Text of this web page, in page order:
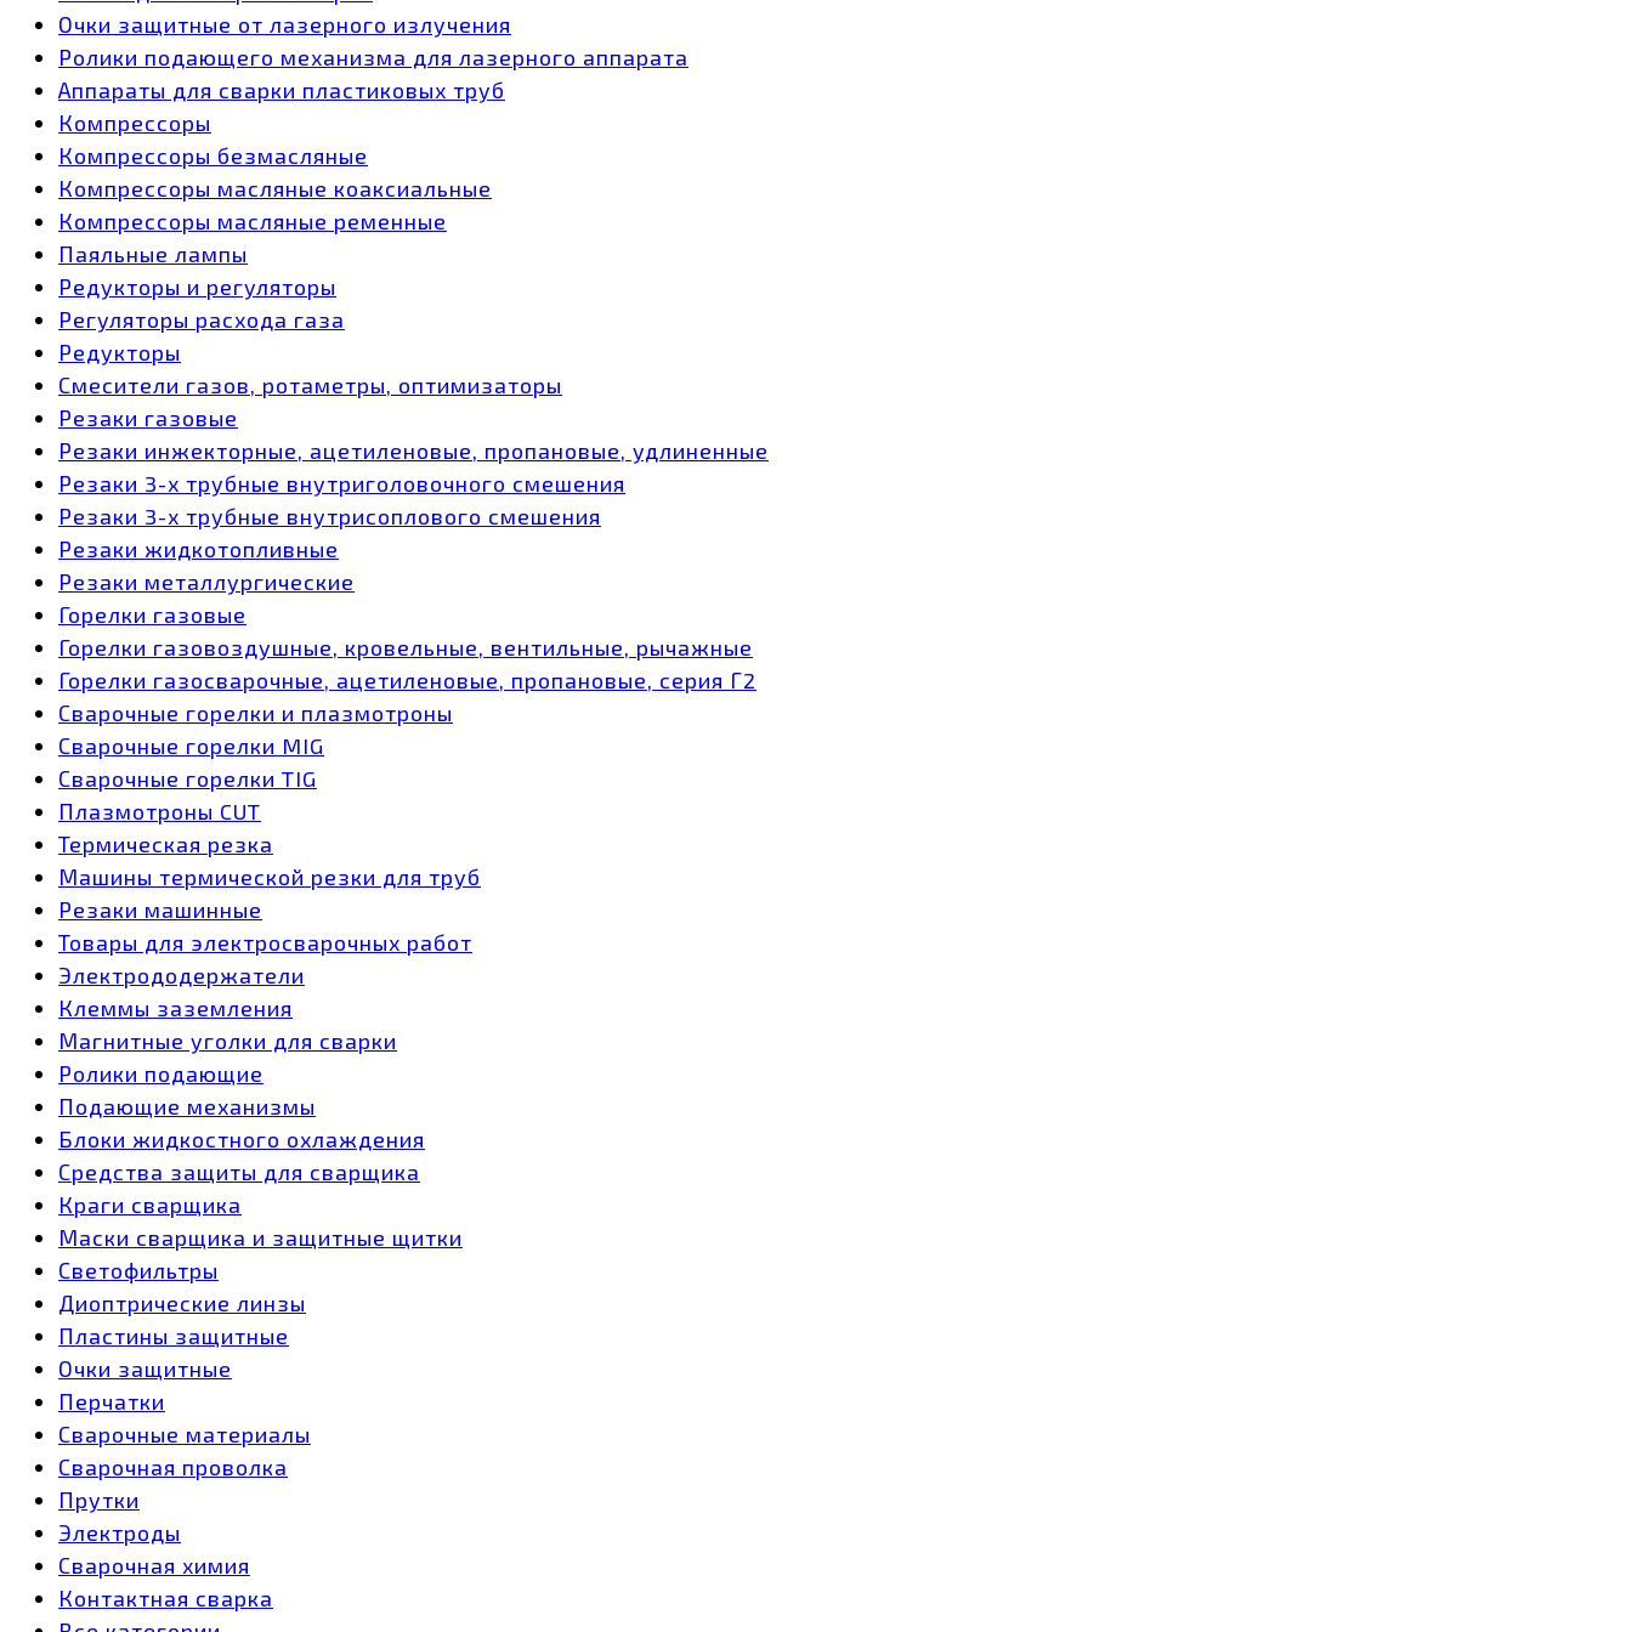
Очки защитные от лазерного излучения
Ролики подающего механизма для лазерного аппарата
Аппараты для сварки пластиковых труб
Компрессоры
Компрессоры безмасляные
Компрессоры масляные коаксиальные
Компрессоры масляные ременные
Паяльные лампы
Редукторы и регуляторы
Регуляторы расхода газа
Редукторы
Смесители газов, ротаметры, оптимизаторы
Резаки газовые
Резаки инжекторные, ацетиленовые, пропановые, удлиненные
Резаки 3-х трубные внутриголовочного смешения
Резаки 3-х трубные внутрисоплового смешения
Резаки жидкотопливные
Резаки металлургические
Горелки газовые
Горелки газовоздушные, кровельные, вентильные, рычажные
Горелки газосварочные, ацетиленовые, пропановые, серия Г2
Сварочные горелки и плазмотроны
Сварочные горелки MIG
Сварочные горелки TIG
Плазмотроны CUT
Термическая резка
Машины термической резки для труб
Резаки машинные
Товары для электросварочных работ
Электрододержатели
Клеммы заземления
Магнитные уголки для сварки
Ролики подающие
Подающие механизмы
Блоки жидкостного охлаждения
Средства защиты для сварщика
Краги сварщика
Маски сварщика и защитные щитки
Светофильтры
Диоптрические линзы
Пластины защитные
Очки защитные
Перчатки
Сварочные материалы
Сварочная проволка
Прутки
Электроды
Сварочная химия
Контактная сварка